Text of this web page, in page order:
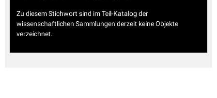
Zu diesem Stichwort sind im Teil-Katalog der
wissenschaftlichen Sammlungen derzeit keine Objekte
verzeichnet.